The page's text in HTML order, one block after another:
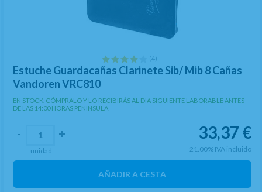
(4)
Estuche Guardacañas Clarinete Sib/ Mib 8 Cañas
Vandoren VRC810
EN STOCK. CÓMPRALO Y LO RECIBIRÁS AL DIA SIGUIENTE LABORABLE ANTES
DE LAS 14:00 HORAS PENINSULA
33,37 €
21.00% IVA incluido
- +
unidad
AÑADIR A CESTA